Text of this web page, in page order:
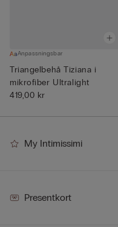
Anpassningsbar
Triangelbehå Tiziana i
mikrofiber Ultralight
419,00 kr
My Intimissimi
Presentkort